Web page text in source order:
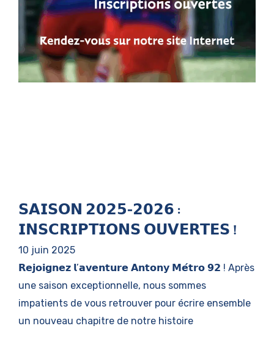
𝗦𝗔𝗜𝗦𝗢𝗡 𝟮𝟬𝟮𝟱-𝟮𝟬𝟮𝟲 :
𝗜𝗡𝗦𝗖𝗥𝗜𝗣𝗧𝗜𝗢𝗡𝗦 𝗢𝗨𝗩𝗘𝗥𝗧𝗘𝗦 !
10 juin 2025
𝗥𝗲𝗷𝗼𝗶𝗴𝗻𝗲𝘇 𝗹’𝗮𝘃𝗲𝗻𝘁𝘂𝗿𝗲 𝗔𝗻𝘁𝗼𝗻𝘆 𝗠𝗲́𝘁𝗿𝗼 𝟵𝟮 ! Après
une saison exceptionnelle, nous sommes
impatients de vous retrouver pour écrire ensemble
un nouveau chapitre de notre histoire